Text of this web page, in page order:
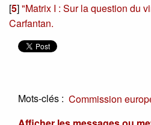
[5]"Matrix I : Sur la question du
Carfantan.
Mots-clés : Commission